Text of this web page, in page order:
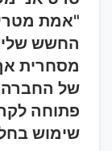
"אמת
החשש שלי
מסחרית
של
פתוחה
שימוש